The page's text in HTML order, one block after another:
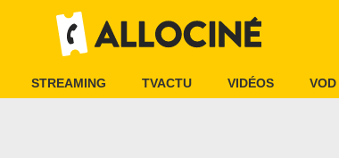
STREAMING TVACTU VIDÉOS VOD